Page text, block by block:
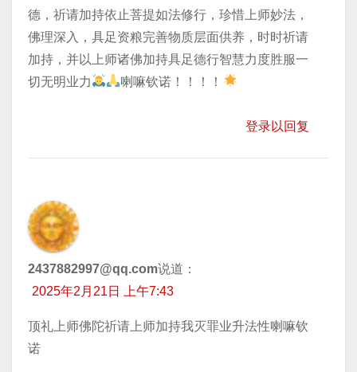
德，祈请加持依止菩提如法修行，珍惜上师妙法，
佛理深入，具足资粮完善物质层面供养，时时祈请
加持，并以上师诸佛加持具足德行智慧力度胜服一
切无明业力
喇嘛钦诺！！！！
登录以回复
2437882997@qq.com说道：
2025年2月21日 上午7:43
顶礼上师佛陀祈请上师加持我灭罪业升法性喇嘛钦
诺